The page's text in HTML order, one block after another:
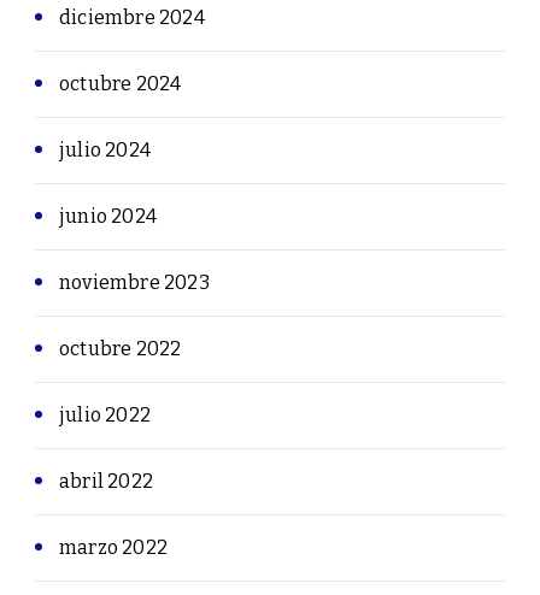
diciembre 2024
octubre 2024
julio 2024
junio 2024
noviembre 2023
octubre 2022
julio 2022
abril 2022
marzo 2022